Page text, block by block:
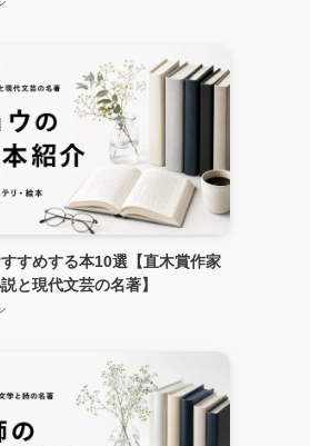
すめする本10選【直木賞作家
と現代文芸の名著】